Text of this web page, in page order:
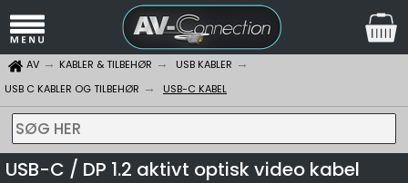
AV KABLER & TILBEHØR
USB KABLER
USB C KABLER OG TILBEHØR
USB-C KABEL
SØG HER
USB-C / DP 1.2 aktivt optisk video kabel